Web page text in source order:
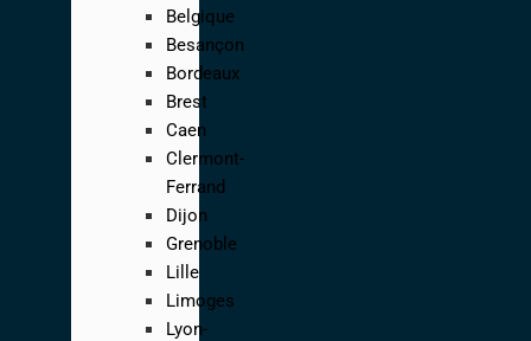
Belgique
Besançon
Bordeaux
Brest
Caen
Clermont-
Ferrand
Dijon
Grenoble
Lille
Limoges
Lyon-